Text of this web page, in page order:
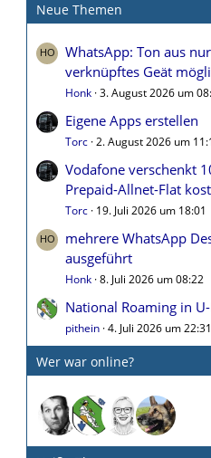
Neue Themen
WhatsApp: Ton aus
verknüpftes Geät
Honk 3. August 2026 um
Eigene Apps erstellen
Torc 2. August 2026 um
Vodafone verschenkt
Prepaid-Allnet-Flat
Torc 19. Juli 2026 um 18:01
mehrere WhatsApp
ausgeführt
Honk 8. Juli 2026 um 08:22
National Roaming in
pithein 4. Juli 2026 um 22:31
Wer war online?